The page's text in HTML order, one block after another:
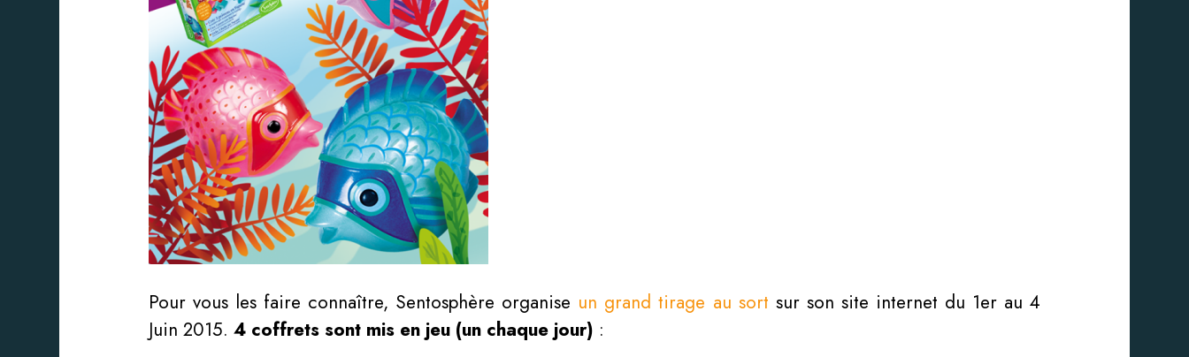
Pour vous les faire connaître, Sentosphère organise un grand tirage au sort sur son site internet du 1er au 4
Juin 2015.4 coffrets sont mis en jeu (un chaque jour) :